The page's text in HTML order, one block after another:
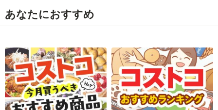
あなたにおすすめ